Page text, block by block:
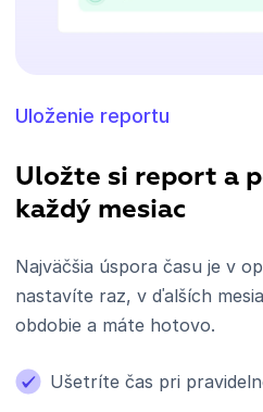
Uloženie reportu
Uložte si report a
každý mesiac
Najväčšia úspora času je v
nastavíte raz, v ďalších
obdobie a máte hotovo.
Ušetríte čas pri